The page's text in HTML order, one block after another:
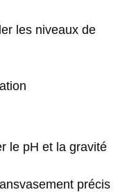
les niveaux de
le pH et la gravité
précis